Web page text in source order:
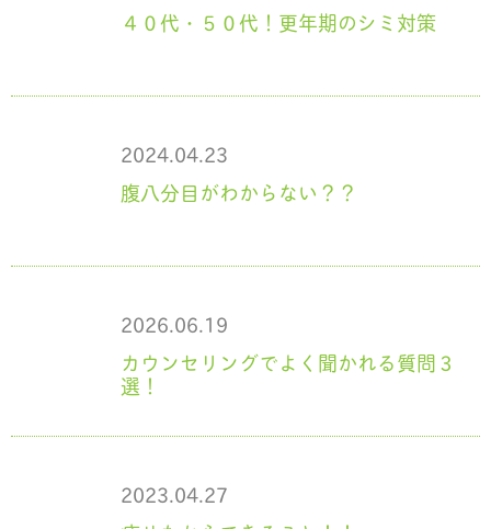
４０代・５０代！更年期のシミ対策
2024.04.23
腹八分目がわからない？？
2026.06.19
カウンセリングでよく聞かれる質問３
選！
2023.04.27